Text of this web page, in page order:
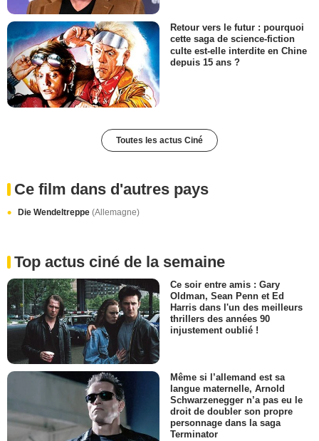
Retour vers le futur : pourquoi
cette saga de science-fiction
culte est-elle interdite en Chine
depuis 15 ans ?
Toutes les actus Ciné
Ce film dans d'autres pays
Die Wendeltreppe (Allemagne)
Top actus ciné de la semaine
Ce soir entre amis : Gary
Oldman, Sean Penn et Ed
Harris dans l'un des meilleurs
thrillers des années 90
injustement oublié !
Même si l’allemand est sa
langue maternelle, Arnold
Schwarzenegger n’a pas eu le
droit de doubler son propre
personnage dans la saga
Terminator